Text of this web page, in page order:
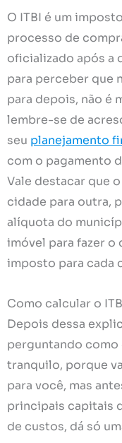
O ITBI é um
processo de
oficializado após a
para perceber que
para depois, não é
lembre-se de
seu planejamento
com o pagamento
Vale destacar que
cidade para outra,
alíquota do
imóvel para fazer
imposto para cada
Como calcular o
Depois dessa
perguntando como
tranquilo, porque
para você, mas
principais capitais
de custos, dá só